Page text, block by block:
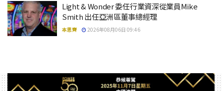
Light & Wonder 委任行業資深從業員Mike
Smith 出任亞洲區董事總經理
本思齊 2026年08月06日 09:46